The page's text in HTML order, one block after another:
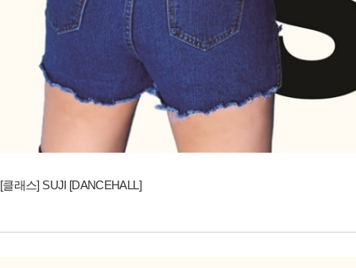
[클래스] SUJI [DANCEHALL]